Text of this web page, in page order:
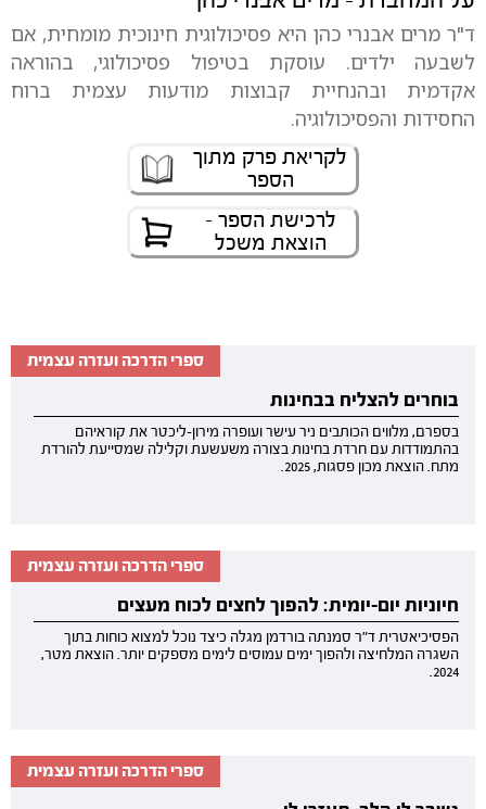
ד"ר מרים אבנרי כהן היא פסיכולוגית חינוכית מומחית, אם
לשבעה ילדים. עוסקת בטיפול פסיכולוגי, בהוראה
אקדמית ובהנחיית קבוצות מודעות עצמית ברוח
החסידות והפסיכולוגיה.
לקריאת פרק מתוך
הספר
לרכישת הספר -
הוצאת משכל
ספרי הדרכה ועזרה עצמית
בוחרים להצליח בבחינות
בספרם, מלווים הכותבים ניר עישר ועופרה מירון-ליכטר את קוראיהם
בהתמודדות עם חרדת בחינות בצורה משעשעת וקלילה שמסייעת להורדת
מתח. הוצאת מכון פסגות, 2025.
ספרי הדרכה ועזרה עצמית
חיוניות יום-יומית: להפוך לחצים לכוח מעצים
הפסיכיאטרית ד"ר סמנתה בורדמן מגלה כיצד נוכל למצוא כוחות בתוך
השגרה המלחיצה ולהפוך ימים עמוסים לימים מספקים יותר. הוצאת מטר,
2024.
ספרי הדרכה ועזרה עצמית